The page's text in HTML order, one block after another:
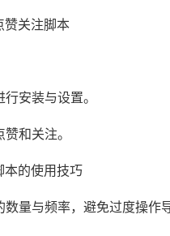
赞关注脚本
安装与设置。
和关注。
本的使用技巧
量与频率，避免过度操作